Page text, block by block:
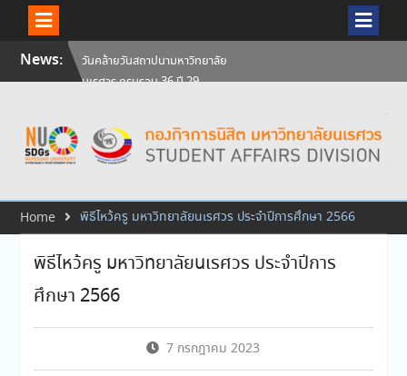
SkipNews:
วันคล้ายวันสถาปนามหาวิทยาลัย
นเรศวร ครบรอบ 36 ปี 29
สัมภาษณ์นิสิตเพื่อพิจารณาเข้ารับ
ทุนการศึกษามหาวิทยาลัยนเรศวร
ประจำปีการศึกษา 256
แก่นิสิตปัจจุบัน
Home พิธีไหว้ครู มหาวิทยาลัยนเรศวร ประจำปีการศึกษา 2566
พิธีไหว้ครู มหาวิทยาลัยนเรศวร ประจำปีการ
ศึกษา 2566
7 กรกฎาคม 2023